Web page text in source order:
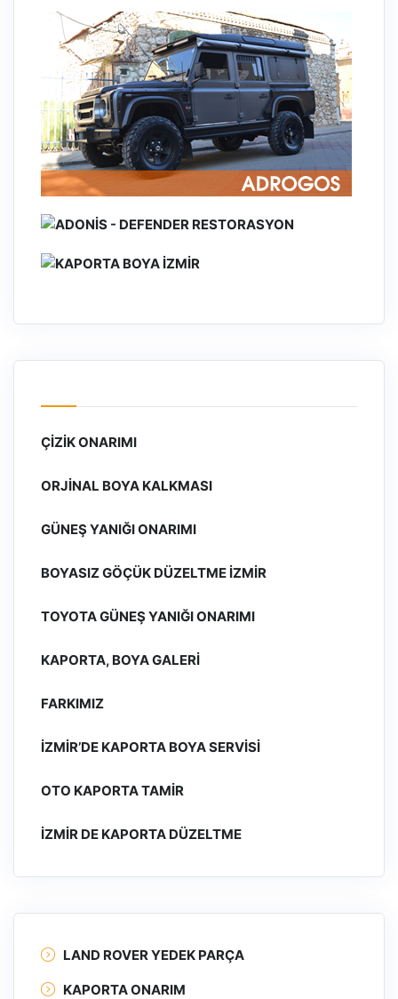
ÇIZIK ONARIMI
ORJINAL BOYA KALKMASI
GÜNEŞ YANIĞI ONARIMI
BOYASIZ GÖÇÜK DÜZELTME İZMIR
TOYOTA GÜNEŞ YANIĞI ONARIMI
KAPORTA, BOYA GALERI
FARKIMIZ
İZMIR’DE KAPORTA BOYA SERVISI
OTO KAPORTA TAMIR
İZMIR DE KAPORTA DÜZELTME
LAND ROVER YEDEK PARÇA
KAPORTA ONARIM